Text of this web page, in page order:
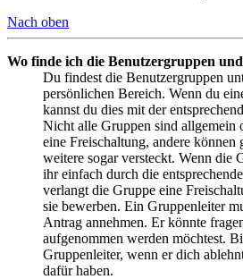
Nach oben
Wo finde ich die Benutzergruppen
Du findest die Benutzergruppen
persönlichen Bereich. Wenn du
kannst du dies mit der
Nicht alle Gruppen sind allgemein
eine Freischaltung, andere können
weitere sogar versteckt. Wenn die
ihr einfach durch die
verlangt die Gruppe eine
sie bewerben. Ein Gruppenleiter
Antrag annehmen. Er könnte
aufgenommen werden möchtest.
Gruppenleiter, wenn er dich
dafür haben.